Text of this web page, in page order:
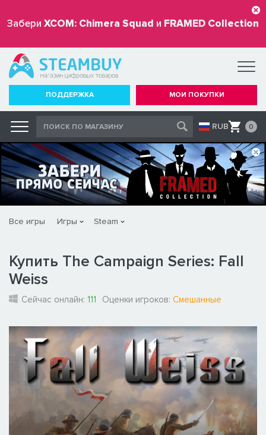
Забери XCOM: Chimera Squad и FRAMED Collection
бесплатно
ПОДДЕРЖКА МОИ ПОКУПКИ
RUB 0
Все игры Игры Steam
Купить The Campaign Series: Fall
Weiss
Сейчас онлайн: 111 Оценки игроков: Смешанные